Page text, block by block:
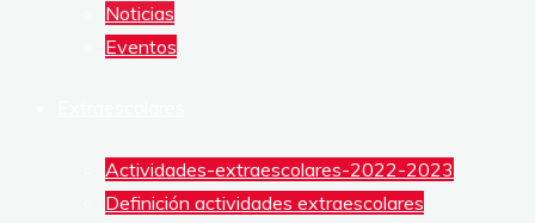
Noticias
Eventos
Actividades-extraescolares-2022-2023
Definición actividades extraescolares